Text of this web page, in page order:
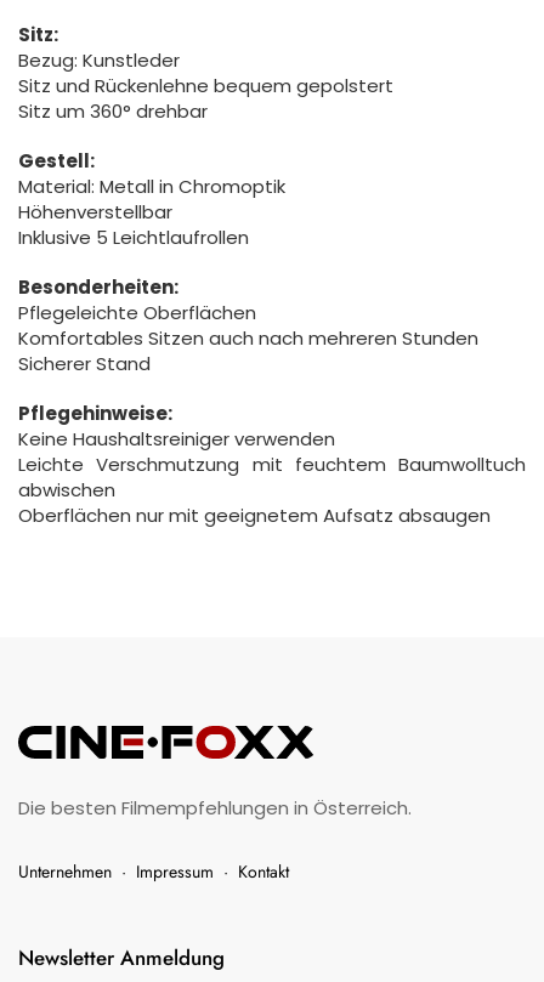
Sitz:
Bezug: Kunstleder
Sitz und Rückenlehne bequem gepolstert
Sitz um 360° drehbar
Gestell:
Material: Metall in Chromoptik
Höhenverstellbar
Inklusive 5 Leichtlaufrollen
Besonderheiten:
Pflegeleichte Oberflächen
Komfortables Sitzen auch nach mehreren Stunden
Sicherer Stand
Pflegehinweise:
Keine Haushaltsreiniger verwenden
Leichte Verschmutzung mit feuchtem Baumwolltuch
abwischen
Oberflächen nur mit geeignetem Aufsatz absaugen
Die besten Filmempfehlungen in Österreich.
Unternehmen · Impressum · Kontakt
Newsletter Anmeldung